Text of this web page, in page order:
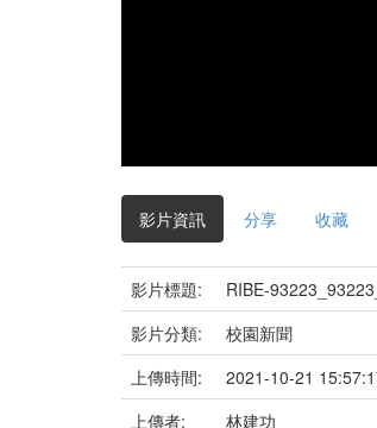
影片資訊 分享 收藏
影片標題:
RIBE-
影片分類:
校園新聞
上傳時間:
2021-10-21
上傳者:
林建功